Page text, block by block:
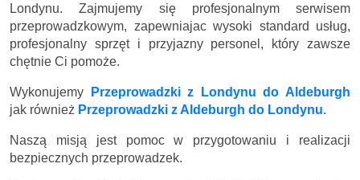
Londynu. Zajmujemy się profesjonalnym serwisem
przeprowadzkowym, zapewniajac wysoki standard usług,
profesjonalny sprzęt i przyjazny personel, który zawsze
chętnie Ci pomoże.
Wykonujemy
Przeprowadzki z Londynu do Aldeburgh
jak również Przeprowadzki z Aldeburgh do Londynu.
Naszą misją jest pomoc w przygotowaniu i realizacji
bezpiecznych przeprowadzek.